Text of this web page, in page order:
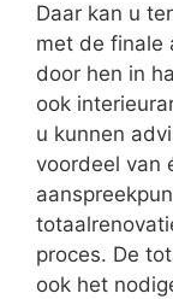
Daar kan u
met de finale
door hen in
ook
u kunnen
voordeel van
proces. De
ook het